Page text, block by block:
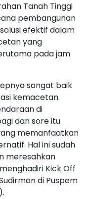
Tanah Tinggi
pembangunan
efektif dalam
yang
pada jam
sangat baik
kemacetan.
di
dan sore itu
memanfaatkan
Hal ini sudah
meresahkan
Kick Off
di Puspem